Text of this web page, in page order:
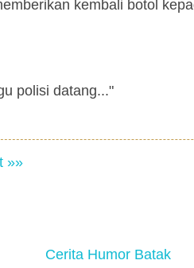
kembali botol
polisi datang..."
»»
Cerita Humor Batak